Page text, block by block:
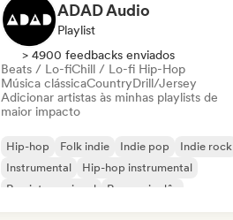
ADAD Audio
Playlist
> 4900 feedbacks enviados
Beats / Lo-fiChill / Lo-fi Hip-Hop
Música clássicaCountryDrill/Jersey
Adicionar artistas às minhas playlists de
maior impacto
Hip-hop Folk indie Indie pop
Indie rock
Instrumental
Hip-hop instrumental
Rap internacional
Rap em inglês